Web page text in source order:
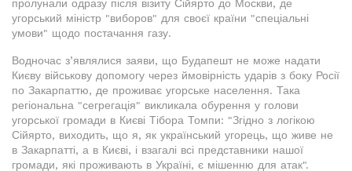
пролунали одразу після візиту Сійярто до Москви, де
угорський міністр "виборов" для своєї країни "спеціальні
умови" щодо постачання газу.
Водночас з’являлися заяви, що Будапешт не може надати
Києву військову допомогу через ймовірність ударів з боку Росії
по Закарпаттю, де проживає угорське населення. Така
регіональна "сегрегація" викликала обурення у голови
угорської громади в Києві Тібора Томпи: "Згідно з логікою
Сійярто, виходить, що я, як український угорець, що живе не
в Закарпатті, а в Києві, і взагалі всі представники нашої
громади, які проживають в Україні, є мішенню для атак".